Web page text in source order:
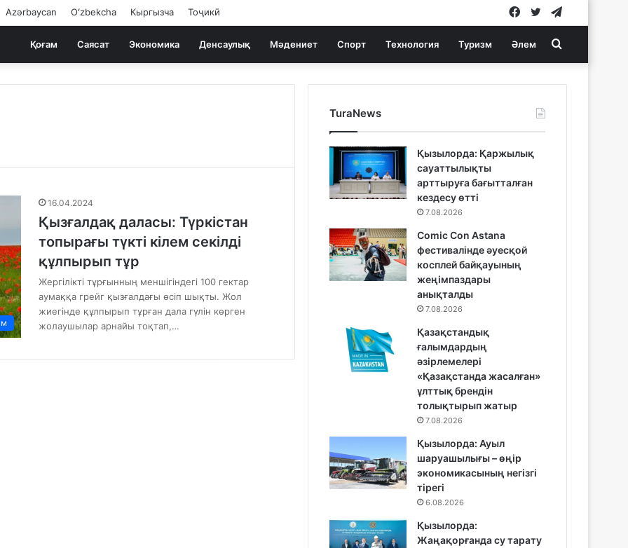
Azərbaycan Oʻzbekcha Кыргызча Тоҷикӣ Twitter
Facebook
Қоғам Саясат Экономика Денсаулық Мәдениет Спорт Технология Туризм Әлем Search
for
16.04.2024
Қызғалдақ даласы: Түркістан
топырағы түкті кілем секілді
құлпырып тұр
Жергілікті тұрғынның меншігіндегі 100 гектар
аумаққа грейг қызғалдағы өсіп шықты. Жол
жиегінде құлпырып тұрған дала гүлін көрген
жолаушылар арнайы тоқтап,…
TuraNews
Қызылорда: Қаржылық
сауаттылықты
арттыруға бағытталған
кездесу өтті
7.08.2026
Comic Con Astana
фестивалінде әуесқой
косплей байқауының
жеңімпаздары
анықталды
7.08.2026
Қазақстандық
ғалымдардың
әзірлемелері
«Қазақстанда жасалған»
ұлттық брендін
толықтырып жатыр
7.08.2026
Қызылорда: Ауыл
шаруашылығы – өңір
экономикасының негізгі
тірегі
6.08.2026
Қызылорда:
Жаңақорғанда су тарату